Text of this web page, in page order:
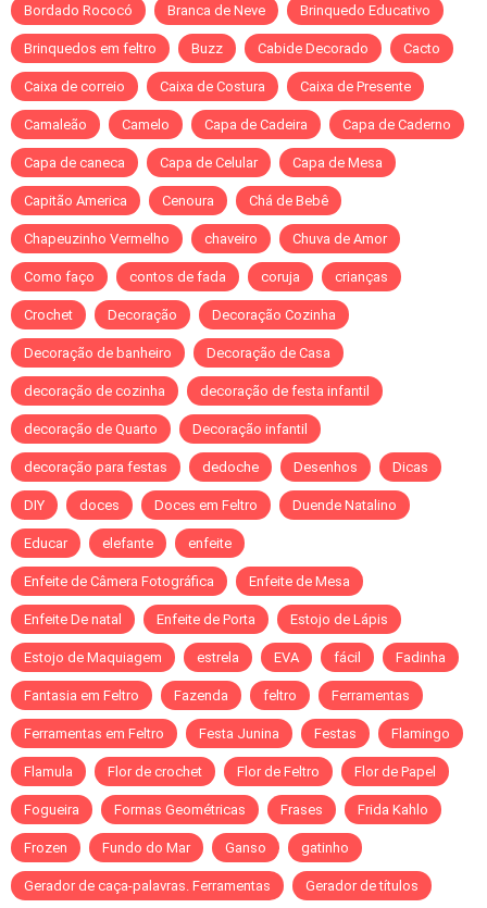
Bordado Rococó Branca de Neve Brinquedo Educativo
Brinquedos em feltro Buzz Cabide Decorado Cacto
Caixa de correio Caixa de Costura Caixa de Presente
Camaleão Camelo Capa de Cadeira Capa de Caderno
Capa de caneca Capa de Celular Capa de Mesa
Capitão America Cenoura Chá de Bebê
Chapeuzinho Vermelho chaveiro Chuva de Amor
Como faço contos de fada coruja crianças
Crochet Decoração Decoração Cozinha
Decoração de banheiro Decoração de Casa
decoração de cozinha decoração de festa infantil
decoração de Quarto Decoração infantil
decoração para festas dedoche Desenhos Dicas
DIY doces Doces em Feltro Duende Natalino
Educar elefante enfeite
Enfeite de Câmera Fotográfica Enfeite de Mesa
Enfeite De natal Enfeite de Porta Estojo de Lápis
Estojo de Maquiagem estrela EVA fácil Fadinha
Fantasia em Feltro Fazenda feltro Ferramentas
Ferramentas em Feltro Festa Junina Festas Flamingo
Flamula Flor de crochet Flor de Feltro Flor de Papel
Fogueira Formas Geométricas Frases Frida Kahlo
Frozen Fundo do Mar Ganso gatinho
Gerador de caça-palavras. Ferramentas Gerador de títulos